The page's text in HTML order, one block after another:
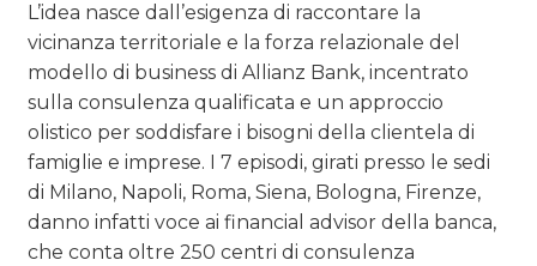
L’idea nasce dall’esigenza di raccontare la
vicinanza territoriale e la forza relazionale del
modello di business di Allianz Bank, incentrato
sulla consulenza qualificata e un approccio
olistico per soddisfare i bisogni della clientela di
famiglie e imprese. I 7 episodi, girati presso le sedi
di Milano, Napoli, Roma, Siena, Bologna, Firenze,
danno infatti voce ai financial advisor della banca,
che conta oltre 250 centri di consulenza